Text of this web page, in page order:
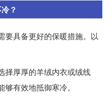
？
要具备更好的保暖措施。以
择厚厚的羊绒内衣或绒线
有效地抵御寒冷。